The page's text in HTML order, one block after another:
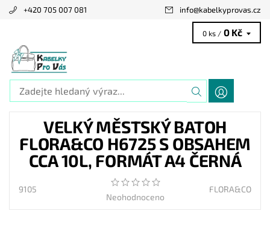
+420 705 007 081 info@kabelkyprovas.cz
0 ks / 0 Kč
VELKÝ MĚSTSKÝ BATOH
FLORA&CO H6725 S OBSAHEM
CCA 10L, FORMÁT A4 ČERNÁ
9105
Neohodnoceno
FLORA&CO